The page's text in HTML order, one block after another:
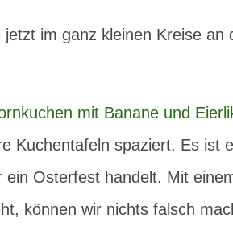
im ganz kleinen Kreise an
Kuchentafeln spaziert. Es ist
Osterfest handelt. Mit
können wir nichts falsch